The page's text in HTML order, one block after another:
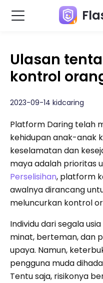
Ulasan
kontrol
2023-09-14 kidcaring
Platform Daring telah
kehidupan anak-anak
keselamatan dan
maya adalah prioritas
Perselisihan, platform
awalnya dirancang
meluncurkan kontrol
Individu dari segala
minat, berteman, dan
upaya. Namun,
pengguna muda
Tentu saja, risikonya